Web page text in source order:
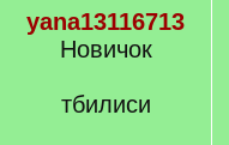
yana13116713
Новичок
тбилиси